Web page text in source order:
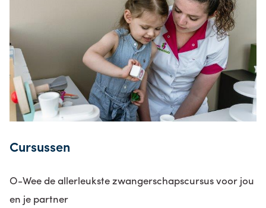
Cursussen
O-Wee de allerleukste zwangerschapscursus voor jou
en je partner